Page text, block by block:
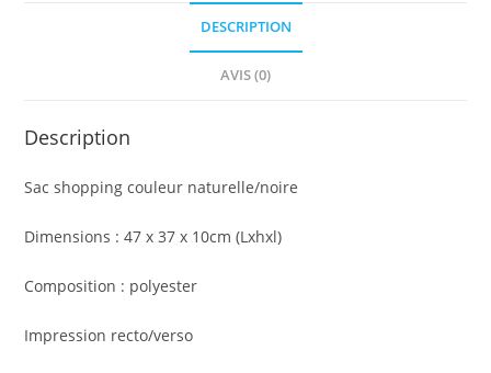
DESCRIPTION
AVIS (0)
Description
Sac shopping couleur naturelle/noire
Dimensions : 47 x 37 x 10cm (Lxhxl)
Composition : polyester
Impression recto/verso